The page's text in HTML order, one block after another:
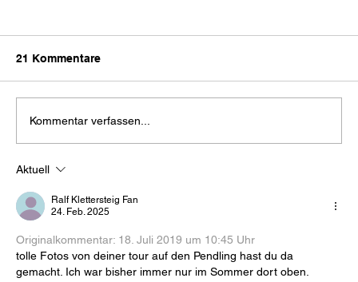
Sonnenuntergang und Sonnenaufgang
21 Kommentare
Kommentar verfassen...
Aktuell
Ralf Klettersteig Fan
24. Feb. 2025
Originalkommentar: 18. Juli 2019 um 10:45 Uhr
tolle Fotos von deiner tour auf den Pendling hast du da
gemacht. Ich war bisher immer nur im Sommer dort oben.